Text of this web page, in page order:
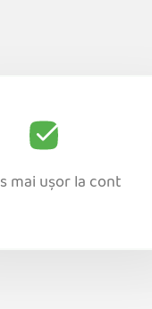
mai ușor la cont